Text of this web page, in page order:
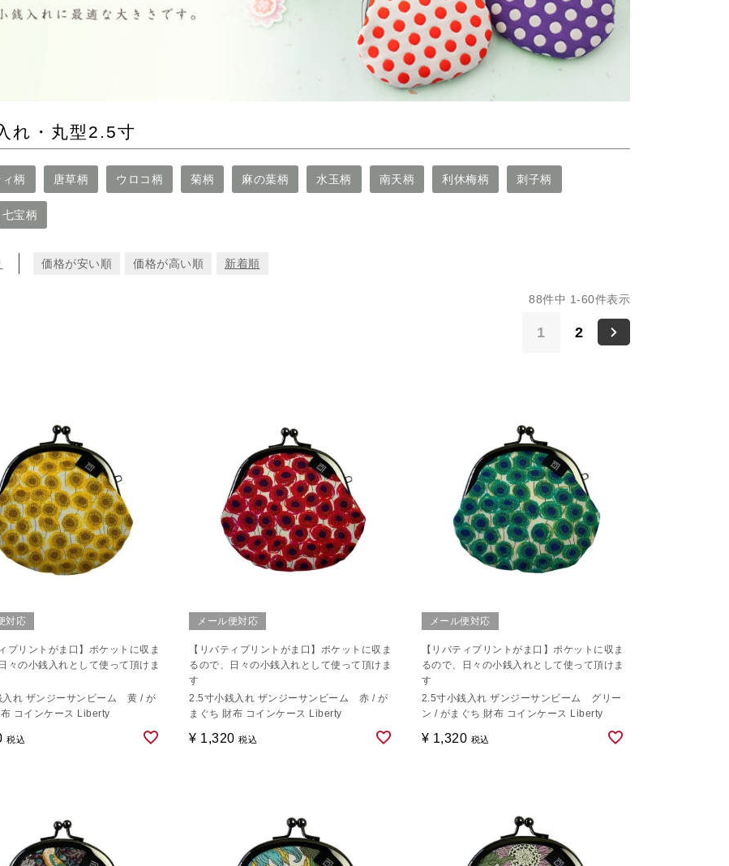
れ・丸型2.5寸
柄 唐草柄 ウロコ柄 菊柄 麻の葉柄 水玉柄 南天柄 利休梅柄 刺子柄
宝柄
価格が安い順 価格が高い順 新着順
88件中 1-60件表示
1 2
対応
プリントがま口】ポケットに収ま
々の小銭入れとして使って頂けま
入れ ザンジーサンビーム 黄 / が
コインケース Liberty
税込
メール便対応
【リバティプリントがま口】ポケットに収ま
るので、日々の小銭入れとして使って頂けま
す
2.5寸小銭入れ ザンジーサンビーム 赤 / が
まぐち 財布 コインケース Liberty
¥ 1,320 税込
メール便対応
【リバティプリントがま口】ポケットに収ま
るので、日々の小銭入れとして使って頂けま
す
2.5寸小銭入れ ザンジーサンビーム グリー
ン / がまぐち 財布 コインケース Liberty
¥ 1,320 税込